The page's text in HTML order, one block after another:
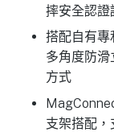
摔安全認證
搭配自有
多角度防
方式
支架搭配，